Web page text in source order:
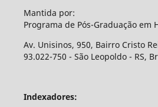
Mantida por:
Programa de Pós-Graduação em
Av. Unisinos, 950, Bairro Cristo
93.022-750 - São Leopoldo - RS,
Indexadores: